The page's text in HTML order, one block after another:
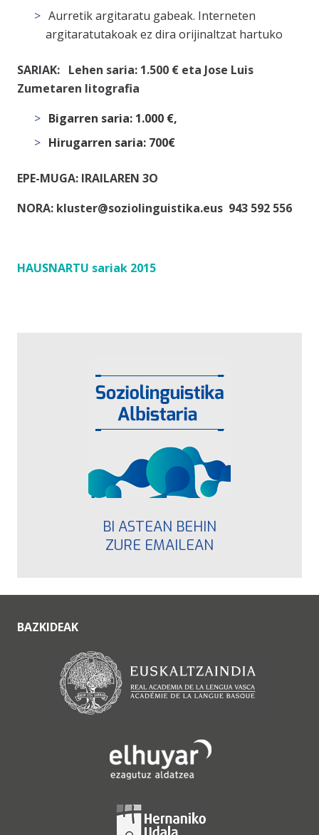
Aurretik argitaratu gabeak. Interneten
argitaratutakoak ez dira orijinaltzat hartuko
SARIAK: Lehen saria: 1.500 € eta Jose Luis
Zumetaren litografia
Bigarren saria: 1.000 €,
Hirugarren saria: 700€
EPE-MUGA: IRAILAREN 3O
NORA: kluster@soziolinguistika.eus 943 592 556
HAUSNARTU sariak 2015
BI ASTEAN BEHIN
ZURE EMAILEAN
BAZKIDEAK